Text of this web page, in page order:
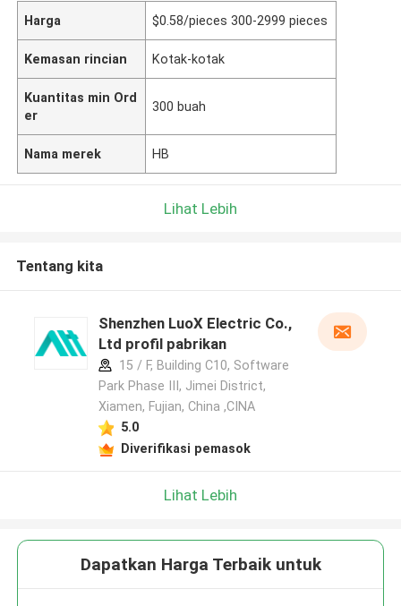
Harga $0.58/pieces 300-2999 pieces
Kemasan rincian Kotak-kotak
Kuantitas min Ord
er
300 buah
Nama merek HB
Lihat Lebih
Tentang kita
Shenzhen LuoX Electric Co.,
Ltd profil pabrikan
15 / F, Building C10, Software
Park Phase III, Jimei District,
Xiamen, Fujian, China ,CINA
5.0
Diverifikasi pemasok
Lihat Lebih
Dapatkan Harga Terbaik untuk